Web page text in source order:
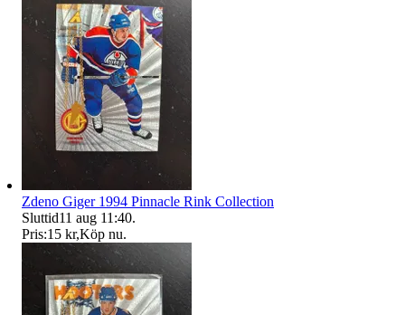
Zdeno Giger 1994 Pinnacle Rink Collection
Sluttid11 aug 11:40.
Pris:15 kr,Köp nu.